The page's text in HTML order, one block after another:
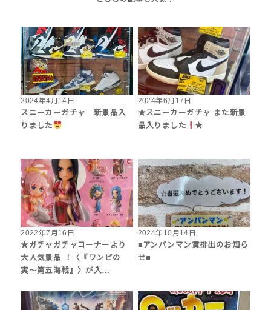
2024年4月14日
スニーカーガチャ 新景品入
りました
2024年6月17日
★スニーカーガチャ また新景
品入りました
★
2022年7月16日
★ガチャガチャコーナーより
大人気景品 ！〈『ワンピの
実〜第五海戦』〉が入…
2024年10月14日
■アンパンマン賞排出のお知ら
せ■